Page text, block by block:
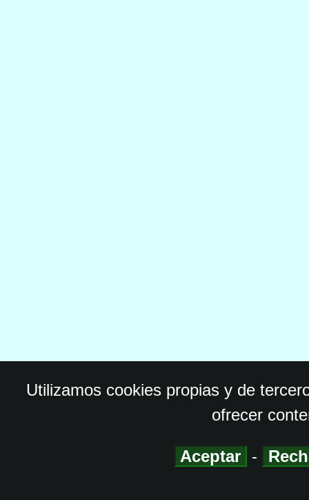
Utilizamos cookies propias y de
ofrecer
Aceptar -